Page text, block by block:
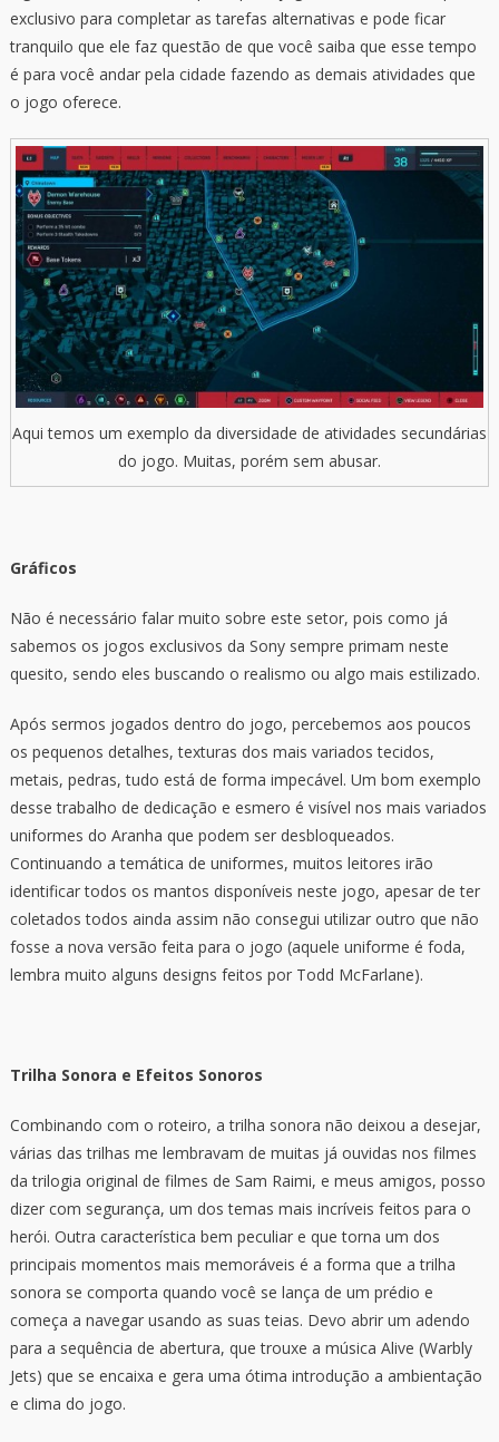
exclusivo para completar as tarefas alternativas e pode ficar
tranquilo que ele faz questão de que você saiba que esse tempo
é para você andar pela cidade fazendo as demais atividades que
o jogo oferece.
Aqui temos um exemplo da diversidade de atividades secundárias
do jogo. Muitas, porém sem abusar.
Gráficos
Não é necessário falar muito sobre este setor, pois como já
sabemos os jogos exclusivos da Sony sempre primam neste
quesito, sendo eles buscando o realismo ou algo mais estilizado.
Após sermos jogados dentro do jogo, percebemos aos poucos
os pequenos detalhes, texturas dos mais variados tecidos,
metais, pedras, tudo está de forma impecável. Um bom exemplo
desse trabalho de dedicação e esmero é visível nos mais variados
uniformes do Aranha que podem ser desbloqueados.
Continuando a temática de uniformes, muitos leitores irão
identificar todos os mantos disponíveis neste jogo, apesar de ter
coletados todos ainda assim não consegui utilizar outro que não
fosse a nova versão feita para o jogo (aquele uniforme é foda,
lembra muito alguns designs feitos por Todd McFarlane).
Trilha Sonora e Efeitos Sonoros
Combinando com o roteiro, a trilha sonora não deixou a desejar,
várias das trilhas me lembravam de muitas já ouvidas nos filmes
da trilogia original de filmes de Sam Raimi, e meus amigos, posso
dizer com segurança, um dos temas mais incríveis feitos para o
herói. Outra característica bem peculiar e que torna um dos
principais momentos mais memoráveis é a forma que a trilha
sonora se comporta quando você se lança de um prédio e
começa a navegar usando as suas teias. Devo abrir um adendo
para a sequência de abertura, que trouxe a música Alive (Warbly
Jets) que se encaixa e gera uma ótima introdução a ambientação
e clima do jogo.